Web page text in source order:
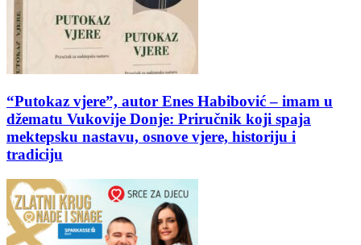
“Putokaz vjere”, autor Enes Habibović – imam u
džematu Vukovije Donje: Priručnik koji spaja
mektepsku nastavu, osnove vjere, historiju i
tradiciju